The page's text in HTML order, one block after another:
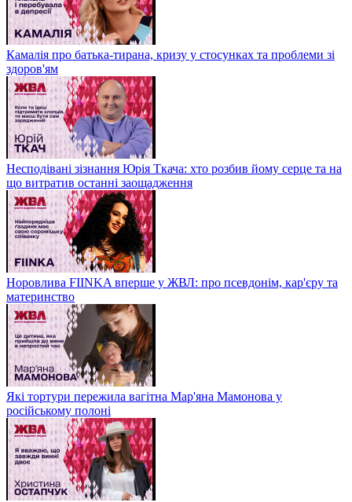
Камалія про батька-тирана, кризу у стосунках та проблеми зі
здоров'ям
Несподівані зізнання Юрія Ткача: хто розбив йому серце та на
що витратив останні заощадження
Норовлива FIINKA вперше у ЖВЛ: про псевдонім, кар'єру та
материнство
Які тортури пережила вагітна Мар'яна Мамонова у
російському полоні